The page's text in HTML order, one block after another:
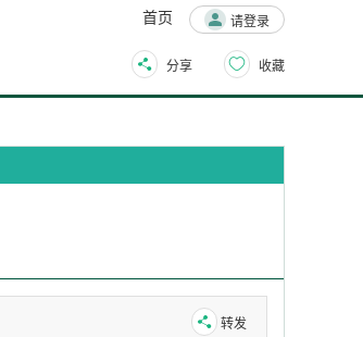
首页 请登录
分享 收藏
转发